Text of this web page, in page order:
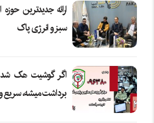
ارائه جدیدترین
سبز و انرژی پاک
اگر گوشیت هک شد
برداشت میشه،